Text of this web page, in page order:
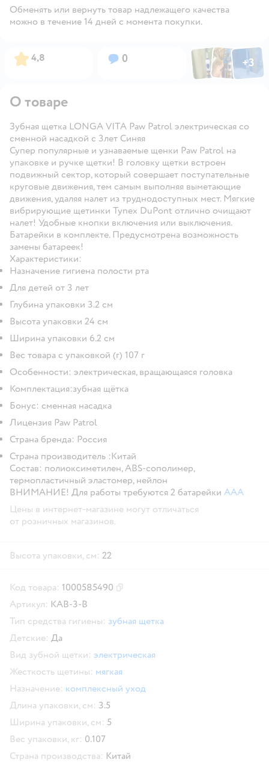
Обменять или вернуть товар надлежащего качества
можно в течение 14 дней с момента покупки.
Рейтинг:
4,8 Вопросов:
0 ФотоФотоФото
+3
Открыть
О товаре
Зубная щетка LONGA VITA Paw Patrol электрическая со
сменной насадкой с 3лет Синяя
Супер популярные и узнаваемые щенки Paw Patrol на
упаковке и ручке щетки! В головку щетки встроен
подвижный сектор, который совершает поступательные
круговые движения, тем самым выполняя выметающие
движения, удаляя налет из труднодоступных мест. Мягкие
вибрирующие щетинки Tynex DuPont отлично очищают
налет! Удобные кнопки включения или выключения.
Батарейки в комплекте. Предусмотрена возможность
замены батареек!
Характеристики:
Назначение гигиена полости рта
Для детей от 3 лет
Глубина упаковки 3.2 см
Высота упаковки 24 см
Ширина упаковки 6.2 см
Вес товара с упаковкой (г) 107 г
Особенности: электрическая, вращающаяся головка
Комплектация:зубная щётка
Бонус: сменная насадка
Лицензия Paw Patrol
Страна бренда: Россия
Страна производитель :Китай
Состав: полиоксиметилен, ABS-сополимер,
термопластичный эластомер, нейлон
ВНИМАНИЕ! Для работы требуются 2 батарейки ААA
Цены в интернет-магазине могут отличаться
от розничных магазинов.
Высота упаковки, см: 22
Код товара: 1000585490
Артикул: KAB-3-B
Тип средства гигиены: зубная щетка
Детские: Да
Вид зубной щетки: электрическая
Жесткость щетины: мягкая
Назначение: комплексный уход
Длина упаковки, см: 3.5
Ширина упаковки, см: 5
Вес упаковки, кг: 0.107
Страна производства: Китай